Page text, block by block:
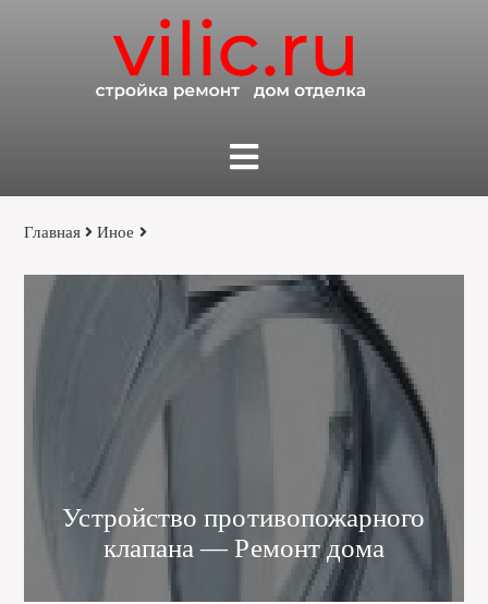
Главная Иное
Устройство противопожарного
клапана — Ремонт дома